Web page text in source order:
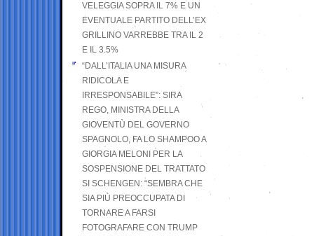
VELEGGIA SOPRA IL 7% E UN
EVENTUALE PARTITO DELL’EX
GRILLINO VARREBBE TRA IL 2
E IL 3.5%
“DALL’ITALIA UNA MISURA
RIDICOLA E
IRRESPONSABILE”: SIRA
REGO, MINISTRA DELLA
GIOVENTÙ DEL GOVERNO
SPAGNOLO, FA LO SHAMPOO A
GIORGIA MELONI PER LA
SOSPENSIONE DEL TRATTATO
SI SCHENGEN: “SEMBRA CHE
SIA PIÙ PREOCCUPATA DI
TORNARE A FARSI
FOTOGRAFARE CON TRUMP